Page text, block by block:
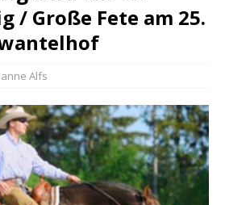
/ Große Fete am 25.
Alfs